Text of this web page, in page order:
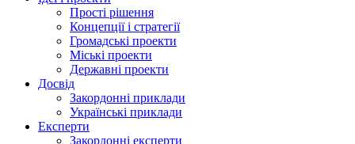
Прості рішення
Концепції і стратегії
Громадські проекти
Міські проекти
Державні проекти
Досвід
Закордонні приклади
Українські приклади
Експерти
Закордонні експерти